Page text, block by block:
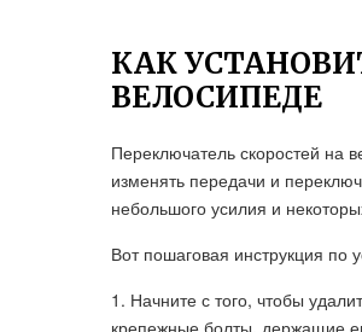
КАК
ВЕЛОСИПЕДЕ
Переключатель скоростей на
изменять передачи и
небольшого усилия и
Вот пошаговая инструкция по
1. Начните с того, чтобы
крепежные болты, держащие